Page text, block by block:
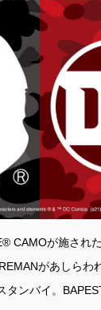
CAMOが施され
があしらわ
タンバイ。